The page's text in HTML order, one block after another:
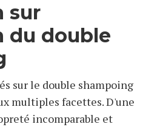
sur
du double
sur le double shampoing
multiples facettes. D'une
incomparable et